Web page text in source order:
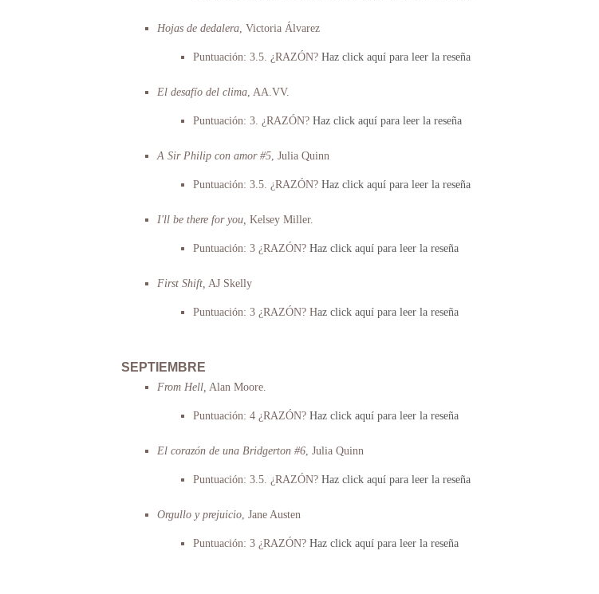
Hojas de dedalera, Victoria Álvarez
Puntuación: 3.5. ¿RAZÓN? Haz click aquí para leer la reseña
El desafío del clima, AA.VV.
Puntuación: 3. ¿RAZÓN? Haz click aquí para leer la reseña
A Sir Philip con amor #5, Julia Quinn
Puntuación: 3.5. ¿RAZÓN? Haz click aquí para leer la reseña
I'll be there for you, Kelsey Miller.
Puntuación: 3 ¿RAZÓN? Haz click aquí para leer la reseña
First Shift, AJ Skelly
Puntuación: 3 ¿RAZÓN? Haz click aquí para leer la reseña
SEPTIEMBRE
From Hell, Alan Moore.
Puntuación: 4 ¿RAZÓN? Haz click aquí para leer la reseña
El corazón de una Bridgerton #6, Julia Quinn
Puntuación: 3.5. ¿RAZÓN? Haz click aquí para leer la reseña
Orgullo y prejuicio, Jane Austen
Puntuación: 3 ¿RAZÓN? Haz click aquí para leer la reseña